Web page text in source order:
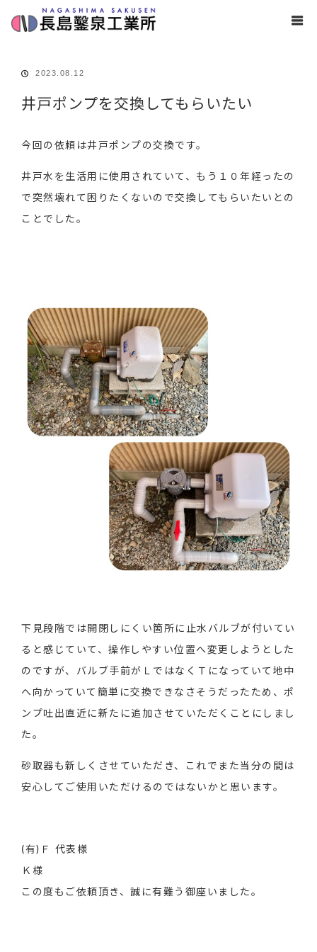
ホーム
ブログ
ポンプ 井戸ポンプを交換してもらいたい
2023.08.12
井戸ポンプを交換してもらいたい
今回の依頼は井戸ポンプの交換です。
井戸水を生活用に使用されていて、もう１０年経ったの
で突然壊れて困りたくないので交換してもらいたいとの
ことでした。
下見段階では開閉しにくい箇所に止水バルブが付いてい
ると感じていて、操作しやすい位置へ変更しようとした
のですが、バルブ手前がＬではなくＴになっていて地中
へ向かっていて簡単に交換できなさそうだったため、ポ
ンプ吐出直近に新たに追加させていただくことにしまし
た。
砂取器も新しくさせていただき、これでまた当分の間は
安心してご使用いただけるのではないかと思います。
(有)Ｆ 代表様
Ｋ様
この度もご依頼頂き、誠に有難う御座いました。